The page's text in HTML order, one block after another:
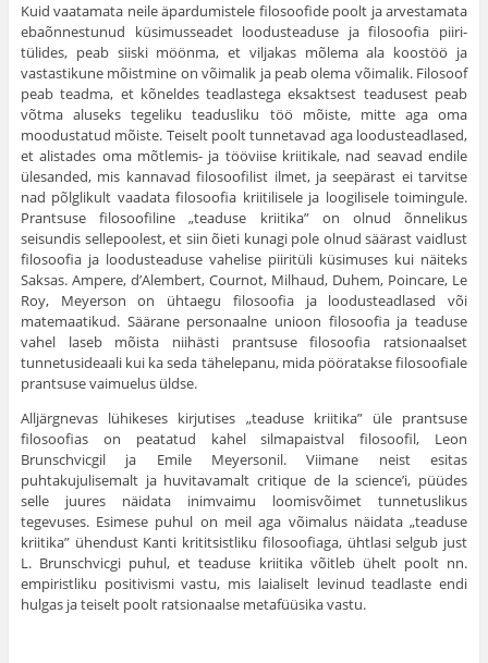
Kuid vaatamata neile äpardumistele filosoofide poolt ja arvesta­mata
ebaõnnestunud küsimusseadet loodusteaduse ja filosoofia piiri­
tülides, peab siiski möönma, et viljakas mõlema ala koostöö ja
vastas­tikune mõistmine on võimalik ja peab olema võimalik. Filosoof
peab teadma, et kõneldes teadlastega eksaktsest teadusest peab
võtma alu­seks tegeliku teadusliku töö mõiste, mitte aga oma
moodustatud mõiste. Teiselt poolt tunnetavad aga loodusteadlased,
et alistades oma mõtlemis- ja tööviise kriitikale, nad seavad endile
ülesanded, mis kannavad filosoofilist ilmet, ja seepärast ei tarvitse
nad põlglikult vaadata filosoofia kriitilisele ja loogilisele toimingule.
Prantsuse filo­soofiline „teaduse kriitika” on olnud õnnelikus
seisundis sellepoolest, et siin õieti kunagi pole olnud säärast vaidlust
filosoofia ja loodustea­duse vahelise piiritüli küsimuses kui näiteks
Saksas. Ampere, d’Alembert, Cournot, Milhaud, Duhem, Poincare, Le
Roy, Meyerson on ühtaegu filosoofia ja loodusteadlased või
matemaatikud. Säärane personaalne unioon filosoofia ja teaduse
vahel laseb mõista niihästi prantsuse filosoofia ratsionaalset
tunnetusideaali kui ka seda tähele­panu, mida pööratakse filosoofiale
prantsuse vaimuelus üldse.
Alljärgnevas lühikeses kirjutises „teaduse kriitika” üle prantsuse
filosoofias on peatatud kahel silmapaistval filosoofil, Leon
Brunschvicgil ja Emile Meyersonil. Viimane neist esitas
puhtakujulisemalt ja huvitavamalt critique de la science’i, püüdes
selle juures näidata inimvaimu loomisvõimet tunnetuslikus
tegevuses. Esimese puhul on meil aga võimalus näidata „teaduse
kriitika” ühendust Kanti kri­titsistliku filosoofiaga, ühtlasi selgub just
L. Brunschvicgi puhul, et teaduse kriitika võitleb ühelt poolt nn.
empiristliku positivismi vastu, mis laialiselt levinud teadlaste endi
hulgas ja teiselt poolt rat­sionaalse metafüüsika vastu.